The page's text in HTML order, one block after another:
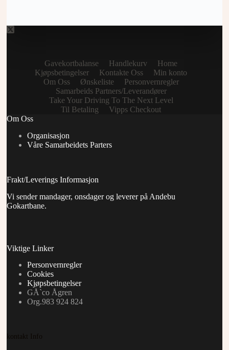
Gavekortbalanse Handlekurv
Home
Kjøpsbetingelser
Kontakte Oss
Min konto
Om Oss
Ønskeliste
Personvernregler
Samarbeids Partners/Leverandører
Take Your Driving To The Next Level
Til Betaling
Vipps Checkout
Om Oss
Organisasjon
Våre Samarbeidets Parters
Frakt/Leverings Informasjon
Vi sender mandager, onsdager og leverer på Andebu
Gokartbane.
Viktige Linker
Personvernregler
Cookies
Kjøpsbetingelser
GÅ`co Ågren
Org.983 924 824
kontakt Info